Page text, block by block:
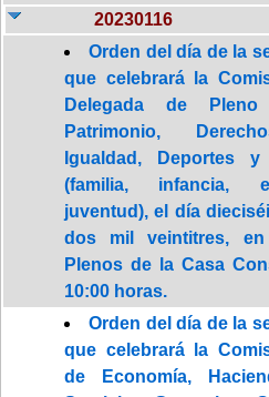
20230116
Orden del día de la
que celebrará la
Delegada de
Patrimonio,
Igualdad, Deportes y
(familia, infancia,
juventud), el día
dos mil veintitres,
Plenos de la Casa
10:00 horas.
Orden del día de la
que celebrará la
de Economía,